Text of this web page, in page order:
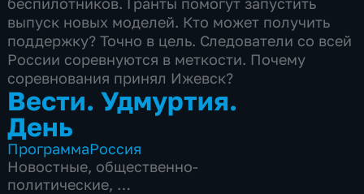
выпуск новых моделей. Кто может получить
поддержку? Точно в цель. Следователи со всей
России соревнуются в меткости. Почему
соревнования принял Ижевск?
Вести. Удмуртия.
День
ПрограммаРоссия
Новостные, общественно-
политические,